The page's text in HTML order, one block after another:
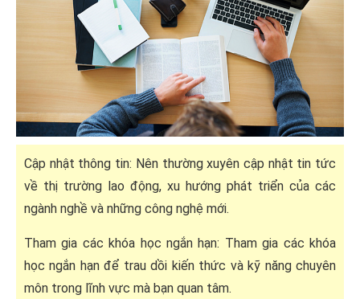
Cập nhật thông tin: Nên thường xuyên cập nhật tin tức
về thị trường lao động, xu hướng phát triển của các
ngành nghề và những công nghệ mới.
Tham gia các khóa học ngắn hạn: Tham gia các khóa
học ngắn hạn để trau dồi kiến thức và kỹ năng chuyên
môn trong lĩnh vực mà bạn quan tâm.